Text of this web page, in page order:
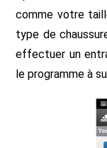
comme votre
type de
effectuer un
le programme à